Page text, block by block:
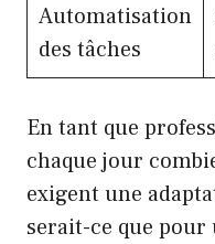
Automatisation
des tâches
En tant que
chaque jour
exigent une
serait-ce que